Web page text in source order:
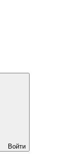
Войти